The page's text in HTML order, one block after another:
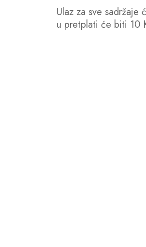
Ulaz za sve sadržaje
u pretplati će biti 10